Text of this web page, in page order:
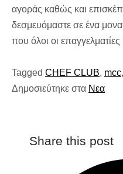
αγοράς καθώς και
δεσμευόμαστε σε ένα
που όλοι οι
Tagged CHEF CLUB, mcc,
Δημοσιεύτηκε στα Νεα
Share this post